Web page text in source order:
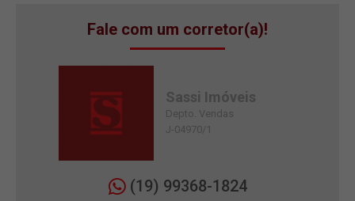
Fale com um corretor(a)!
Sassi Imóveis
Depto. Vendas
J-04970/1
(19) 99368-1824